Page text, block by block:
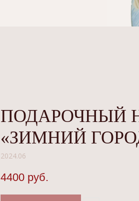
ПОДАРОЧНЫЙ
«ЗИМНИЙ
2024.06
4400 руб.